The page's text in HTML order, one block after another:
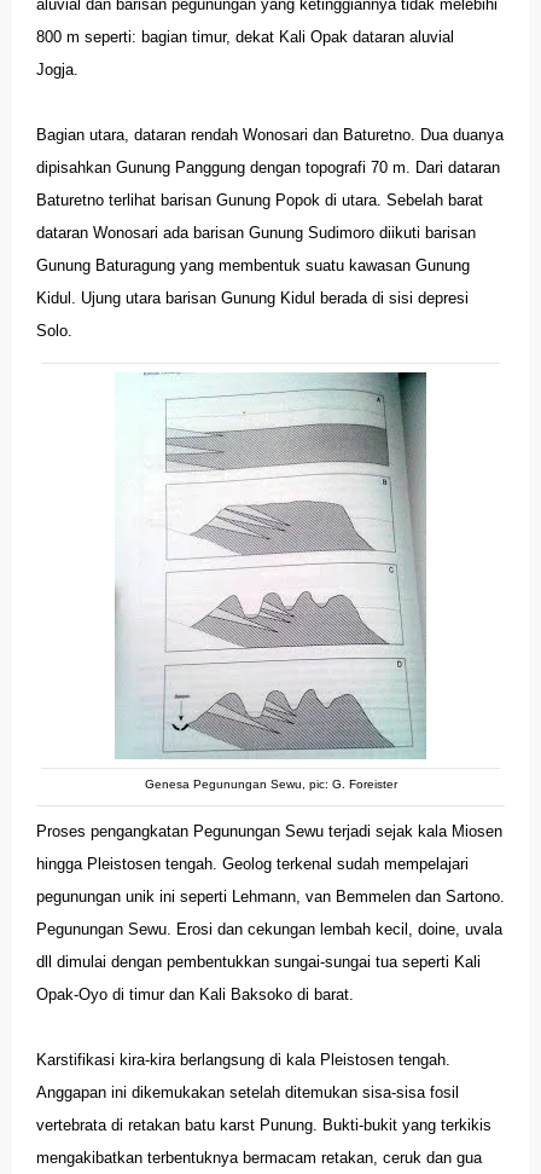
aluvial dan barisan pegunungan yang ketinggiannya tidak melebihi
800 m seperti: bagian timur, dekat Kali Opak dataran aluvial
Jogja.
Bagian utara, dataran rendah Wonosari dan Baturetno. Dua duanya
dipisahkan Gunung Panggung dengan topografi 70 m. Dari dataran
Baturetno terlihat barisan Gunung Popok di utara. Sebelah barat
dataran Wonosari ada barisan Gunung Sudimoro diikuti barisan
Gunung Baturagung yang membentuk suatu kawasan Gunung
Kidul. Ujung utara barisan Gunung Kidul berada di sisi depresi
Solo.
Genesa Pegunungan Sewu, pic: G. Foreister
Proses pengangkatan Pegunungan Sewu terjadi sejak kala Miosen
hingga Pleistosen tengah. Geolog terkenal sudah mempelajari
pegunungan unik ini seperti Lehmann, van Bemmelen dan Sartono.
Pegunungan Sewu. Erosi dan cekungan lembah kecil, doine, uvala
dll dimulai dengan pembentukkan sungai-sungai tua seperti Kali
Opak-Oyo di timur dan Kali Baksoko di barat.
Karstifikasi kira-kira berlangsung di kala Pleistosen tengah.
Anggapan ini dikemukakan setelah ditemukan sisa-sisa fosil
vertebrata di retakan batu karst Punung. Bukti-bukit yang terkikis
mengakibatkan terbentuknya bermacam retakan, ceruk dan gua